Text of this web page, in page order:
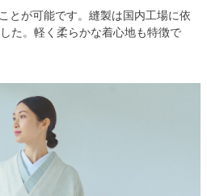
とが可能です。縫製は国内工場に依
た。軽く柔らかな着心地も特徴で